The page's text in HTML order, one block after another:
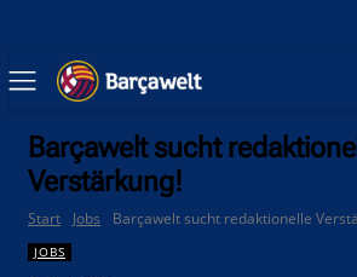
Barçawelt sucht
Verstärkung!
Start Jobs Barçawelt sucht redaktionelle
JOBS